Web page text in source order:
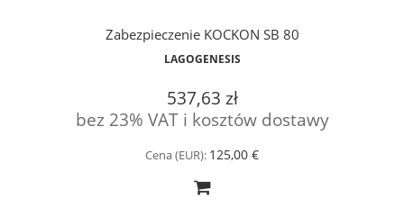
Zabezpieczenie KOCKON SB 80
LAGOGENESIS
537,63 zł
bez 23% VAT i kosztów dostawy
Cena (EUR): 125,00 €